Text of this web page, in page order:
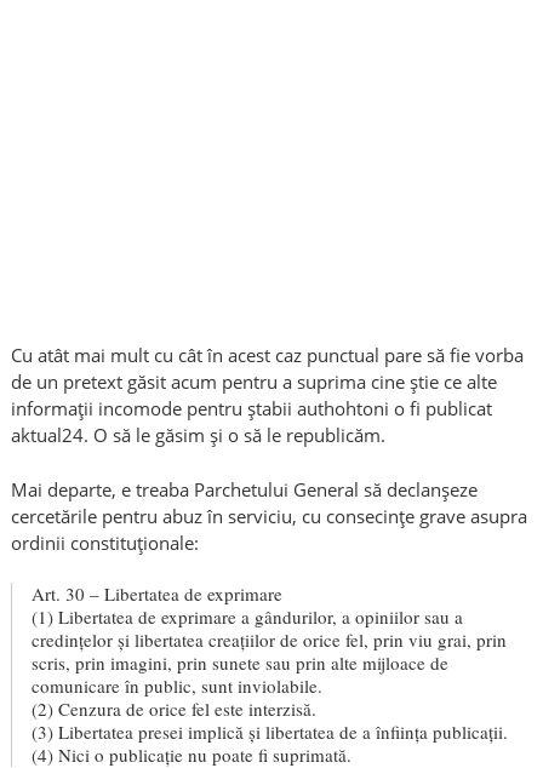
Cu atât mai mult cu cât în acest caz punctual pare să fie vorba
de un pretext găsit acum pentru a suprima cine știe ce alte
informații incomode pentru ștabii authohtoni o fi publicat
aktual24. O să le găsim și o să le republicăm.
Mai departe, e treaba Parchetului General să declanșeze
cercetările pentru abuz în serviciu, cu consecințe grave asupra
ordinii constituționale:
Art. 30 – Libertatea de exprimare
(1) Libertatea de exprimare a gândurilor, a opiniilor sau a
credinţelor şi libertatea creaţiilor de orice fel, prin viu grai, prin
scris, prin imagini, prin sunete sau prin alte mijloace de
comunicare în public, sunt inviolabile.
(2) Cenzura de orice fel este interzisă.
(3) Libertatea presei implică şi libertatea de a înfiinţa publicaţii.
(4) Nici o publicaţie nu poate fi suprimată.